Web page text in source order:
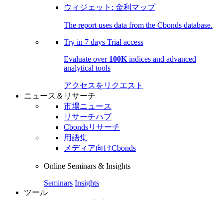
ウィジェット: 金利マップ
The report uses data from the Cbonds database.
Try in 7 days Trial access
Evaluate over 100K indices and advanced
analytical tools
アクセスをリクエスト
ニュース＆リサーチ
市場ニュース
リサーチハブ
Cbondsリサーチ
用語集
メディア向けCbonds
Online Seminars & Insights
Seminars Insights
ツール